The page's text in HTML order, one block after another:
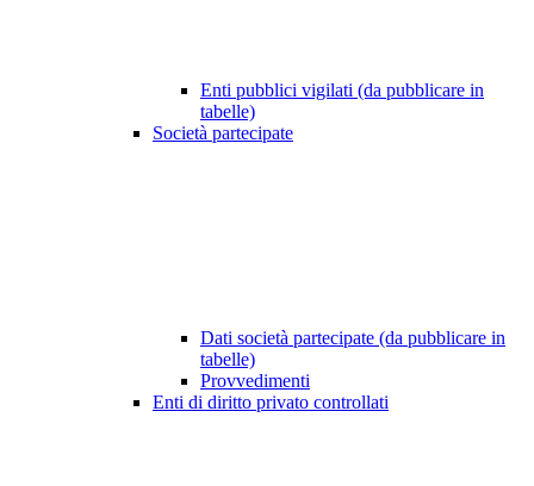
Enti pubblici vigilati (da pubblicare in
tabelle)
Società partecipate
Dati società partecipate (da pubblicare in
tabelle)
Provvedimenti
Enti di diritto privato controllati